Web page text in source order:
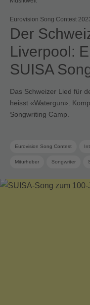
Eurovision Song Contest
Der
Liverpool:
SUISA
Das Schweizer Lied für
heisst «Watergun».
Songwriting Camp.
Eurovision Song Contest
Miturheber Songwriter